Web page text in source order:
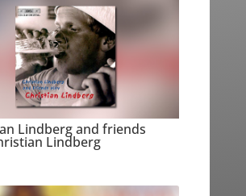
Lindberg and friends
Lindberg